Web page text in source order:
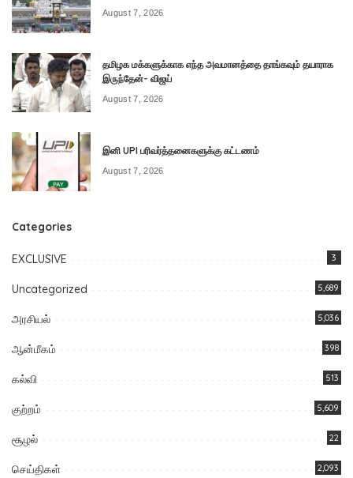
August 7, 2026
தமிழக மக்களுக்காக எந்த அவமானத்தை தாங்கவும் தயாராக
இருந்தேன்- விஜய்
August 7, 2026
இனி UPI பரிவர்த்தனைகளுக்கு கட்டணம்
August 7, 2026
Categories
EXCLUSIVE 3
Uncategorized 5,689
அரசியல் 5,036
ஆன்மீகம் 398
கல்வி 513
குற்றம் 5,609
சூழல் 22
செய்திகள் 2,093